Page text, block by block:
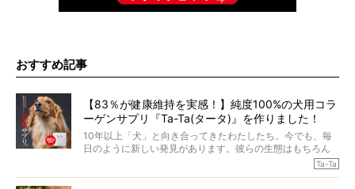
おすすめ記事
【83％が健康維持を実感！】純度100%の犬用コラ
ーゲンサプリ『Ta-Ta(タータ)』を作りました！
10年以上「犬」と向き合ってきたわたしたち。今でも、毎
日のように新しい発見があります。彼らの生態はもちろん
のこと、「食事」に関することも同じです。昔の犬は25年
Ta-Ta